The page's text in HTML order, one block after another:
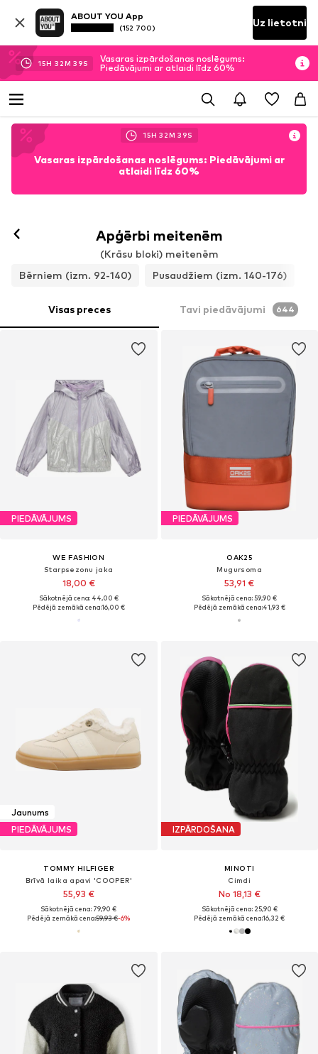
ABOUT YOU App
(152 700) Uz lietotni
15H 32M 37S
Vasaras izpārdošanas noslēgums:
Piedāvājumi ar atlaidi līdz 60%
15H 32M 37S
Vasaras izpārdošanas noslēgums: Piedāvājumi ar
atlaidi līdz 60%
Apģērbi meitenēm
(Krāsu bloki) meitenēm
Bērniem (izm. 92-140)
Pusaudžiem (izm. 140-176)
Visas preces Tavi piedāvājumi 644
PIEDĀVĀJUMS
WE FASHION
Starpsezonu jaka
18,00 €
Sākotnējā cena: 44,00 €
Pēdējā zemākā cena:16,00 €
PIEDĀVĀJUMS
OAK25
Mugursoma
53,91 €
Sākotnējā cena: 59,90 €
Pēdējā zemākā cena:41,93 €
Jaunums
PIEDĀVĀJUMS
TOMMY HILFIGER
Brīvā laika apavi 'COOPER'
55,93 €
Sākotnējā cena: 79,90 €
Pēdējā zemākā cena:59,93 €-6%
IZPĀRDOŠANA
MINOTI
Cimdi
No 18,13 €
Sākotnējā cena: 25,90 €
Pēdējā zemākā cena:16,32 €